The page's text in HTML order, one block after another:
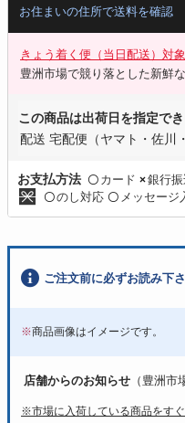
お住まいの住所で送料を確認
きょう着く便（当日配送）対
豊洲市場で競り落とした新鮮
この商品は出荷日を指定で
配送 宅配便（ヤマト・佐川
お支払方法 〇 カード ×銀行振
〇のし対応 〇 メッセージ
ご注文前に必ずお読み下
※商品画像はイメージです。
店舗からのお知らせ （豊洲市
※市場に入荷している商品をす